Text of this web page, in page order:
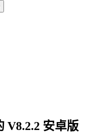
V8.2.2 安卓版